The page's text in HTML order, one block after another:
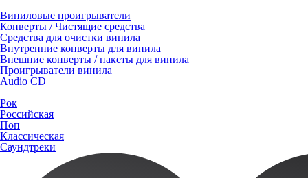
Виниловые проигрыватели
Конверты / Чистящие средства
Средства для очистки винила
Внутренние конверты для винила
Внешние конверты / пакеты для винила
Проигрыватели винила
Audio CD
Рок
Российская
Поп
Классическая
Саундтреки